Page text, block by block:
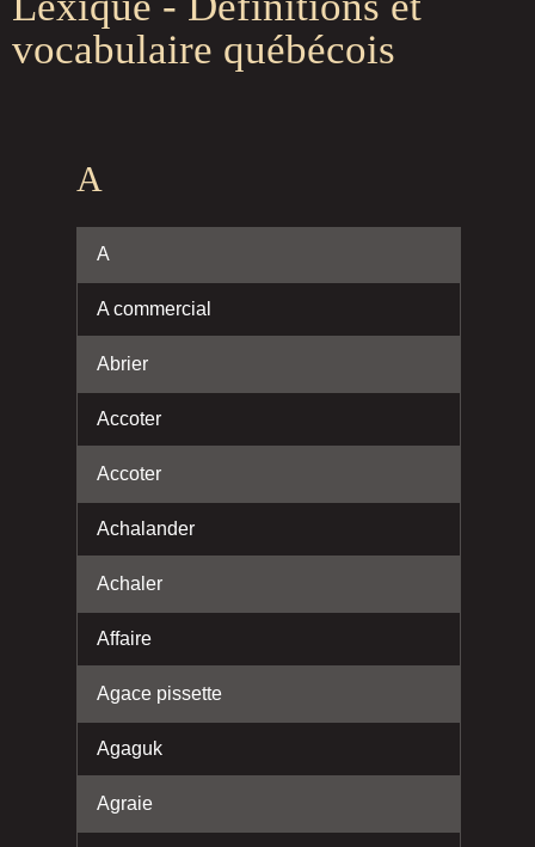
vocabulaire québécois
A
A
A commercial
Abrier
Accoter
Accoter
Achalander
Achaler
Affaire
Agace pissette
Agaguk
Agraie